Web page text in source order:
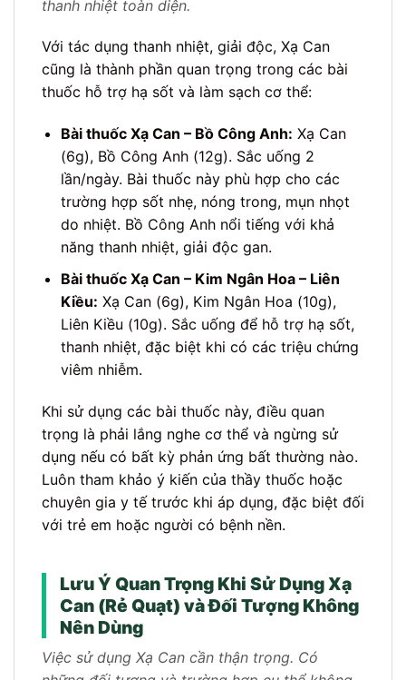
thanh nhiệt toàn diện.
Với tác dụng thanh nhiệt, giải độc, Xạ Can
cũng là thành phần quan trọng trong các bài
thuốc hỗ trợ hạ sốt và làm sạch cơ thể:
Bài thuốc Xạ Can – Bồ Công Anh: Xạ Can
(6g), Bồ Công Anh (12g). Sắc uống 2
lần/ngày. Bài thuốc này phù hợp cho các
trường hợp sốt nhẹ, nóng trong, mụn nhọt
do nhiệt. Bồ Công Anh nổi tiếng với khả
năng thanh nhiệt, giải độc gan.
Bài thuốc Xạ Can – Kim Ngân Hoa – Liên
Kiều: Xạ Can (6g), Kim Ngân Hoa (10g),
Liên Kiều (10g). Sắc uống để hỗ trợ hạ sốt,
thanh nhiệt, đặc biệt khi có các triệu chứng
viêm nhiễm.
Khi sử dụng các bài thuốc này, điều quan
trọng là phải lắng nghe cơ thể và ngừng sử
dụng nếu có bất kỳ phản ứng bất thường nào.
Luôn tham khảo ý kiến của thầy thuốc hoặc
chuyên gia y tế trước khi áp dụng, đặc biệt đối
với trẻ em hoặc người có bệnh nền.
Lưu Ý Quan Trọng Khi Sử Dụng Xạ
Can (Rẻ Quạt) và Đối Tượng Không
Nên Dùng
Việc sử dụng Xạ Can cần thận trọng. Có